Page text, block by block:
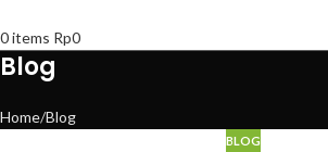
0items Rp0
Blog
Home Blog
BLOG